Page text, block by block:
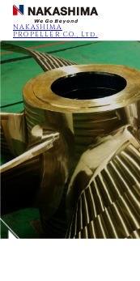
NAKASHIMA
PROPELLER CO., Ltd.